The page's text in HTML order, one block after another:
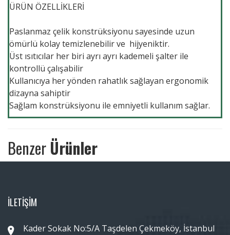
ÜRÜN ÖZELLİKLERİ
Paslanmaz çelik konstrüksiyonu sayesinde uzun
ömürlü kolay temizlenebilir ve hijyeniktir.
Üst ısıtıcılar her biri ayrı ayrı kademeli şalter ile
kontrollü çalışabilir
Kullanıcıya her yönden rahatlık sağlayan ergonomik
dizayna sahiptir
Sağlam konstrüksiyonu ile emniyetli kullanım sağlar.
Benzer Ürünler
İLETİŞİM
Kader Sokak No:5/A Taşdelen Çekmeköy, İstanbul